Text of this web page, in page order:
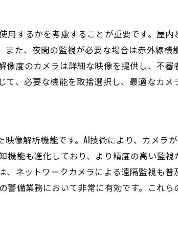
するかを考慮することが重要です。屋
た、夜間の監視が必要な場合は赤外線機
度のカメラは詳細な映像を提供し、不
、必要な機能を取捨選択し、最適なカメ
像解析機能です。AI技術により、カメラ
能も進化しており、より精度の高い監
、ネットワークカメラによる遠隔監視も
備業務において非常に有効です。これ